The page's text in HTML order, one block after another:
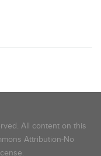
All content on this
Attribution-No